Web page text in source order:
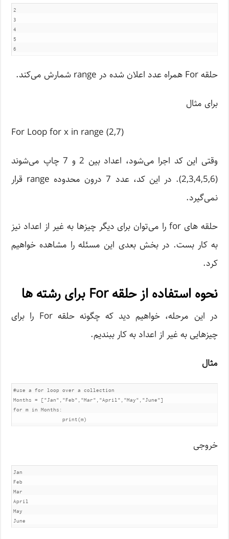
2
3
4
5
حلقه For همراه عدد اعلان شده در range شمارش می‌کند.
برای مثال
For Loop for x in range (2,7)
وقتی این کد اجرا می‌شود، اعداد بین 2 و 7 چاپ می‌شوند
(2,3,4,5,6). در این کد، عدد 7 درون محدوده range قرار
نمی‌گیرد.
حلقه های for را می‌توان برای دیگر چیزها به غیر از اعداد نیز
به کار بست. در بخش بعدی این مسئله را مشاهده خواهیم
کرد.
نحوه استفاده از حلقه For برای رشته ها
در این مرحله، خواهیم دید که چگونه حلقه For را برای
چیزهایی به غیر از اعداد به کار ببندیم.
مثال
#use a for loop over a collection
Months = ["Jan","Feb","Mar","April","May","June"]
for m in Months:
خروجی
Jan
Feb
Mar
April
May